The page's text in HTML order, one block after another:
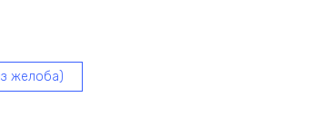
желоба)